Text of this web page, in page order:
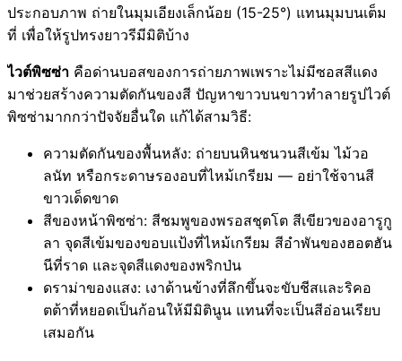
ประกอบภาพ ถ่ายในมุมเอียงเล็กน้อย (15-25°) แทนมุมบนเต็ม
ที่ เพื่อให้รูปทรงยาวรีมีมิติบ้าง
ไวต์พิซซ่า คือด่านบอสของการถ่ายภาพเพราะไม่มีซอสสีแดง
มาช่วยสร้างความตัดกันของสี ปัญหาขาวบนขาวทำลายรูปไวต์
พิซซ่ามากกว่าปัจจัยอื่นใด แก้ได้สามวิธี:
ความตัดกันของพื้นหลัง: ถ่ายบนหินชนวนสีเข้ม ไม้วอ
ลนัท หรือกระดาษรองอบที่ไหม้เกรียม — อย่าใช้จานสี
ขาวเด็ดขาด
สีของหน้าพิซซ่า: สีชมพูของพรอสชุตโต สีเขียวของอารูกู
ลา จุดสีเข้มของขอบแป้งที่ไหม้เกรียม สีอำพันของฮอตฮัน
นีที่ราด และจุดสีแดงของพริกป่น
ดราม่าของแสง: เงาด้านข้างที่ลึกขึ้นจะขับชีสและริคอ
ตต้าที่หยอดเป็นก้อนให้มีมิตินูน แทนที่จะเป็นสีอ่อนเรียบ
เสมอกัน